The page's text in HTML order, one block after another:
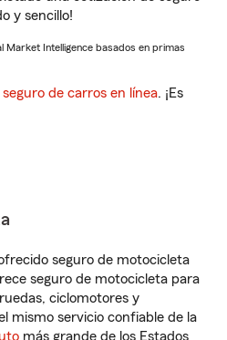
y sencillo!
Market Intelligence basados en primas
de carros en línea. ¡Es
seguro de motocicleta
seguro de motocicleta para
ciclomotores y
mismo servicio confiable de la
más grande de los Estados